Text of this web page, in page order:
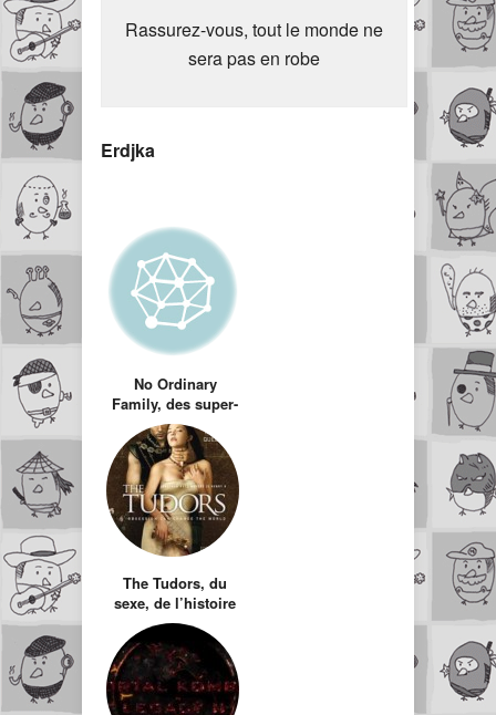
Rassurez-vous, tout le monde ne
sera pas en robe
Erdjka
No Ordinary
Family, des super-
héros ordinaires, à
la rentrée sur ABC
!
The Tudors, du
sexe, de l’histoire
et une réalisation